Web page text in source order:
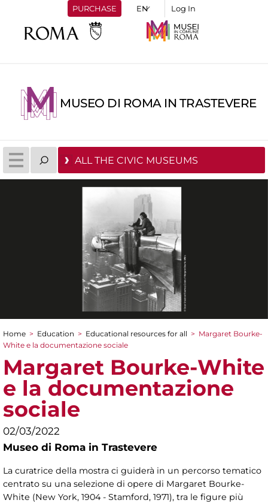
PURCHASE Log In
MUSEO DI ROMA IN TRASTEVERE
ALL THE CIVIC MUSEUMS
You are here
Home > Education > Educational resources for all > Margaret Bourke-
White e la documentazione sociale
Margaret Bourke-White
e la documentazione
sociale
02/03/2022
Museo di Roma in Trastevere
La curatrice della mostra ci guiderà in un percorso tematico
centrato su una selezione di opere di Margaret Bourke-
White (New York, 1904 - Stamford, 1971), tra le figure più